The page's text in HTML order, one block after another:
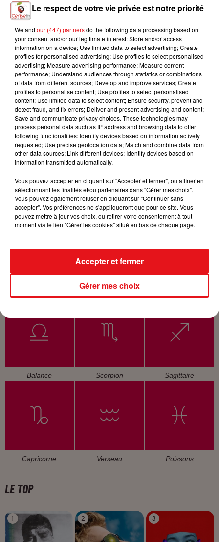
DAVID GUETTA &
JENNIFER LOPEZ
Save Me Tonight
CAMILA CABELLO
Havana
STROMAE & POMME
Ma Meilleure Ennemie
L'HOROSCOPE
Bélier Taureau Gémeaux
Balance Scorpion Sagittaire
Capricorne Verseau Poissons
LE TOP
1 2 3
Le respect de votre vie privée est notre priorité
We and our (447) partnersdo the following data processing based on
your consent and/or our legitimate interest: Store and/or access
information on a device; Use limited data to select advertising; Create
profiles for personalised advertising; Use profiles to select personalised
advertising; Measure advertising performance; Measure content
performance; Understand audiences through statistics or combinations
of data from different sources; Develop and improve services; Create
profiles to personalise content; Use profiles to select personalised
content; Use limited data to select content; Ensure security, prevent and
detect fraud, and fix errors; Deliver and present advertising and content;
Save and communicate privacy choices. These technologies may
process personal data such as IP address and browsing data to offer
following functionalities: Identify devices based on information actively
requested; Use precise geolocation data; Match and combine data from
other data sources; Link different devices; Identify devices based on
information transmitted automatically.
Vous pouvez accepter en cliquant sur "Accepter et fermer", ou affiner en
sélectionnant les finalités et/ou partenaires dans "Gérer mes choix".
Vous pouvez également refuser en cliquant sur "Continuer sans
accepter". Vos préférences ne s'appliqueront que pour ce site. Vous
pouvez mettre à jour vos choix, ou retirer votre consentement à tout
moment via le lien "Gérer les cookies" situé en bas de chaque page.
Gérer mes choix
Accepter et fermer